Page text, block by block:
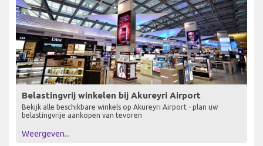
Belastingvrij winkelen bij Akureyri Airport
Bekijk alle beschikbare winkels op Akureyri Airport - plan uw
belastingvrije aankopen van tevoren
Weergeven...